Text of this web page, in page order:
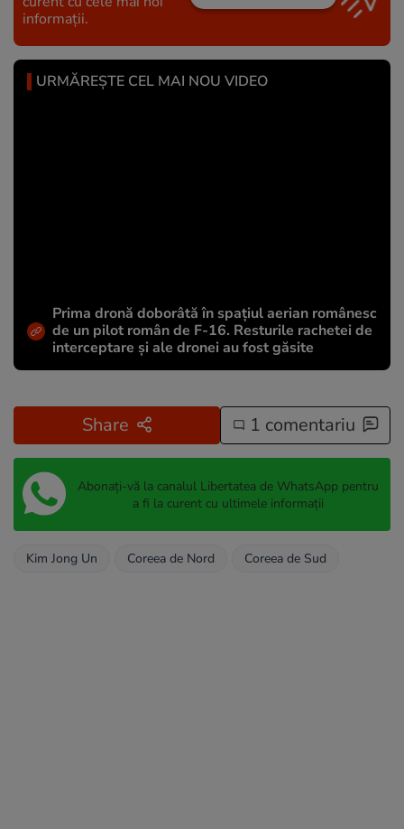
informații.
URMĂREȘTE CEL MAI NOU VIDEO
Prima dronă doborâtă în spațiul aerian românesc
de un pilot român de F-16. Resturile rachetei de
interceptare și ale dronei au fost găsite
Share 1 comentariu
Abonați-vă la canalul Libertatea de WhatsApp pentru
a fi la curent cu ultimele informații
Kim Jong Un Coreea de Nord Coreea de Sud